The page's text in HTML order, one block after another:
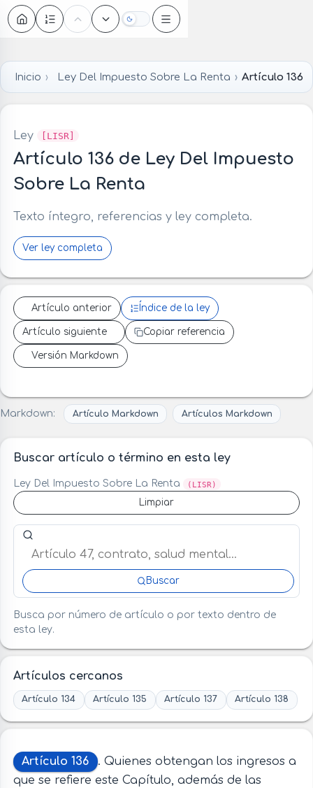
Oscuro
Inicio Ley Del Impuesto Sobre La Renta Artículo 136
Ley [LISR]
Artículo 136 de Ley Del Impuesto
Sobre La Renta
Texto íntegro, referencias y ley completa.
Ver ley completa
Artículo anterior Índice de la ley
Artículo siguiente Copiar referencia
Versión Markdown
Markdown: Artículo Markdown Artículos Markdown
Buscar artículo o término en esta ley
Ley Del Impuesto Sobre La Renta (LISR)
Limpiar
Buscar artículo o término en esta ley
Buscar
Busca por número de artículo o por texto dentro de
esta ley.
Artículos cercanos
Artículo 134 Artículo 135 Artículo 137 Artículo 138
Artículo 136
. Quienes obtengan los ingresos a
que se refiere este Capítulo, además de las